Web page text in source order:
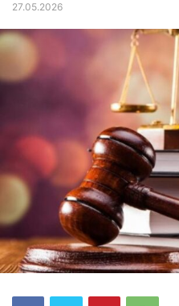
27.05.2026